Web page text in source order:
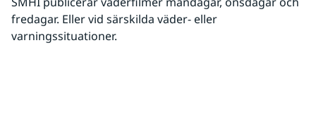
fredagar. Eller vid särskilda väder- eller
varningssituationer.